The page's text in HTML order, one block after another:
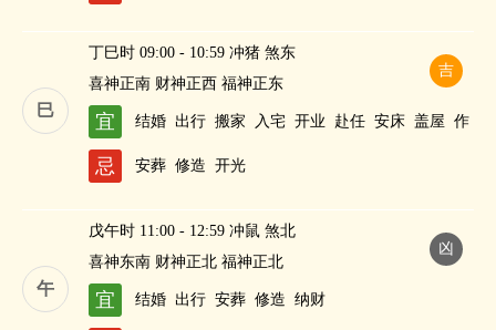
巳
吉
丁巳时 09:00 - 10:59 冲猪 煞东
喜神正南 财神正西 福神正东
宜 结婚 出行 搬家 入宅 开业 赴任 安床 盖屋 作
灶
纳财
忌 安葬 修造 开光
午
凶
戊午时 11:00 - 12:59 冲鼠 煞北
喜神东南 财神正北 福神正北
宜 结婚 出行 安葬 修造 纳财